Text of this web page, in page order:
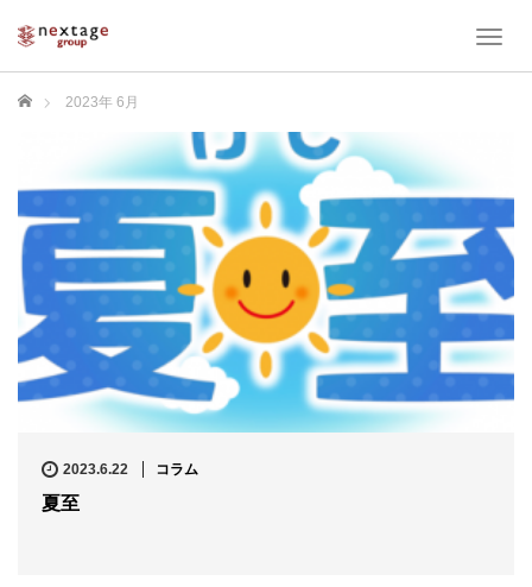
T
a
v
g
a
i
o
n
ホーム 2023年 6月
2023.6.22 コラム
夏至